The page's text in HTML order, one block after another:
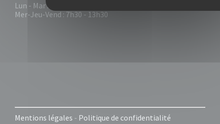
Lun - Mar : 7h30- 13h & 14h-17h
Mer-Jeu-Vend : 7h30 - 13h30
Mentions légales - Politique de confidentialité